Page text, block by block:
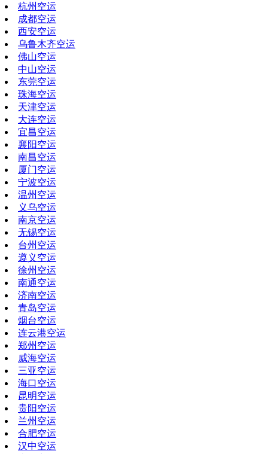
杭州空运
成都空运
西安空运
乌鲁木齐空运
佛山空运
中山空运
东莞空运
珠海空运
天津空运
大连空运
宜昌空运
襄阳空运
南昌空运
厦门空运
宁波空运
温州空运
义乌空运
南京空运
无锡空运
台州空运
遵义空运
徐州空运
南通空运
济南空运
青岛空运
烟台空运
连云港空运
郑州空运
威海空运
三亚空运
海口空运
昆明空运
贵阳空运
兰州空运
合肥空运
汉中空运